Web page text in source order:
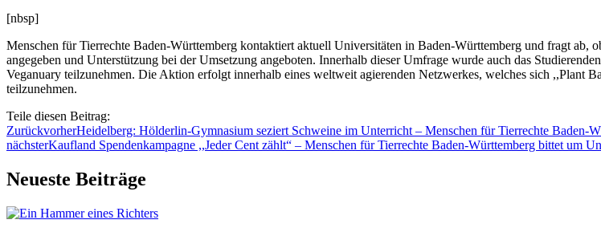
[nbsp]
Menschen für Tierrechte Baden-Württemberg kontaktiert aktuell Universitäten in Baden-Württemberg und fragt ab,
angegeben und Unterstützung bei der Umsetzung angeboten. Innerhalb dieser Umfrage wurde auch das
Veganuary teilzunehmen. Die Aktion erfolgt innerhalb eines weltweit agierenden Netzwerkes, welches sich ,,Plant
teilzunehmen.
Teile diesen Beitrag:
ZurückvorherHeidelberg: Hölderlin-Gymnasium seziert Schweine im Unterricht – Menschen für Tierrechte Baden-
nächsterKaufland Spendenkampagne ,,Jeder Cent zählt“ – Menschen für Tierrechte Baden-Württemberg bittet um
Neueste Beiträge